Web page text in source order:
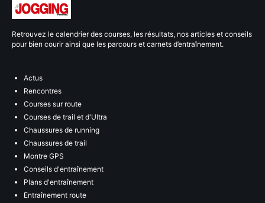
Retrouvez le calendrier des courses, les résultats, nos articles et conseils
pour bien courir ainsi que les parcours et carnets d’entraînement.
Actus
Rencontres
Courses sur route
Courses de trail et d'Ultra
Chaussures de running
Chaussures de trail
Montre GPS
Conseils d'entraînement
Plans d'entraînement
Entraînement route